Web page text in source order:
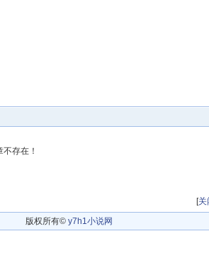
存在！
[关
版权所有© y7h1小说网